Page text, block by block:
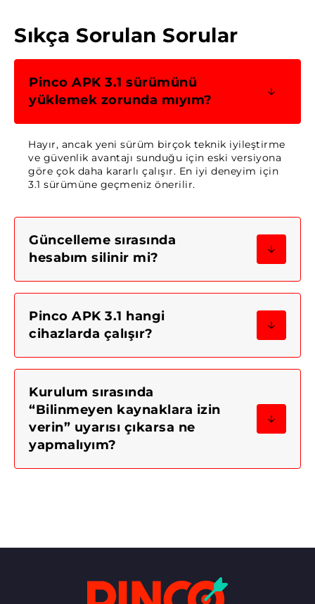
Sıkça Sorulan Sorular
Pinco APK 3.1 sürümünü
yüklemek zorunda mıyım?
Hayır, ancak yeni sürüm birçok teknik iyileştirme
ve güvenlik avantajı sunduğu için eski versiyona
göre çok daha kararlı çalışır. En iyi deneyim için
3.1 sürümüne geçmeniz önerilir.
Güncelleme sırasında
hesabım silinir mi?
Pinco APK 3.1 hangi
cihazlarda çalışır?
Kurulum sırasında
“Bilinmeyen kaynaklara izin
verin” uyarısı çıkarsa ne
yapmalıyım?